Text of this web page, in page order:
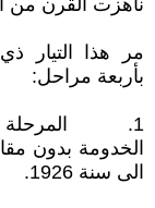
ناهزت القرن من
مر هذا التيار
بأربعة مراحل:
1. المرحلة
الى سنة 1926.